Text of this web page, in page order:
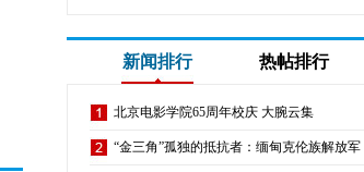
新闻排行 热帖排行
北京电影学院65周年校庆 大腕云集
“金三角”孤独的抵抗者：缅甸克伦族解放军